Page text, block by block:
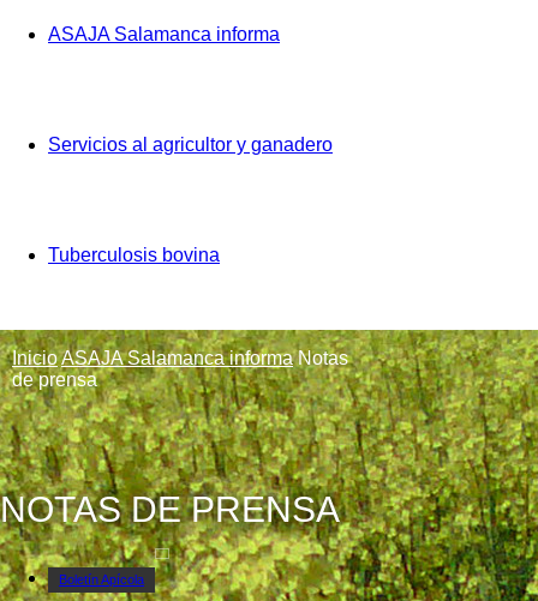
ASAJA Salamanca informa
Servicios al agricultor y ganadero
Tuberculosis bovina
InicioASAJA Salamanca informa Notas
de prensa
NOTAS DE PRENSA
Boletín Apícola